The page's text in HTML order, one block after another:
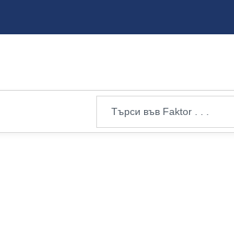
Хърватия отказа визи на руски гимнастички и